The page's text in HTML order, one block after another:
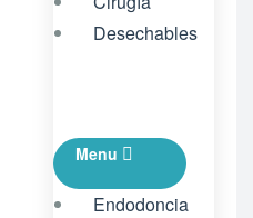
Desechables
Menu
Endodoncia